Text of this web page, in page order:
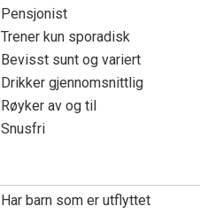
Pensjonist
Trener kun sporadisk
Bevisst sunt og variert
Drikker gjennomsnittlig
Røyker av og til
Snusfri
Har barn som er utflyttet